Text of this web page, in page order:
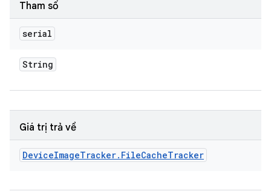
Tham số
serial
String
Giá trị trả về
DeviceImageTracker. FileCacheTracker